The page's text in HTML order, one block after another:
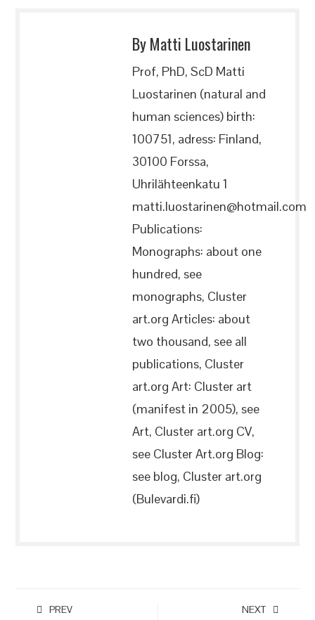
By Matti Luostarinen
Prof, PhD, ScD Matti
Luostarinen (natural and
human sciences) birth:
100751, adress: Finland,
30100 Forssa,
Uhrilähteenkatu 1
matti.luostarinen@hotmail.com
Publications:
Monographs: about one
hundred, see
monographs, Cluster
art.org Articles: about
two thousand, see all
publications, Cluster
art.org Art: Cluster art
(manifest in 2005), see
Art, Cluster art.org CV,
see Cluster Art.org Blog:
see blog, Cluster art.org
(Bulevardi.fi)
PREV NEXT